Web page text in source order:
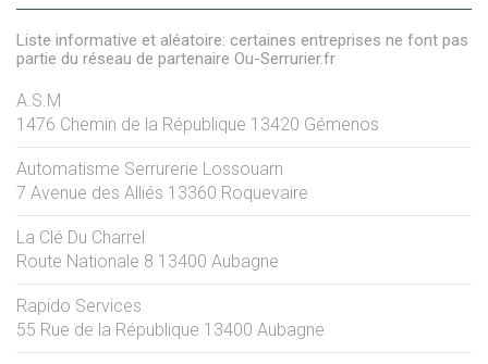
Liste informative et aléatoire: certaines entreprises ne font pas
partie du réseau de partenaire Ou-Serrurier.fr
A.S.M
1476 Chemin de la République 13420 Gémenos
Automatisme Serrurerie Lossouarn
7 Avenue des Alliés 13360 Roquevaire
La Clé Du Charrel
Route Nationale 8 13400 Aubagne
Rapido Services
55 Rue de la République 13400 Aubagne